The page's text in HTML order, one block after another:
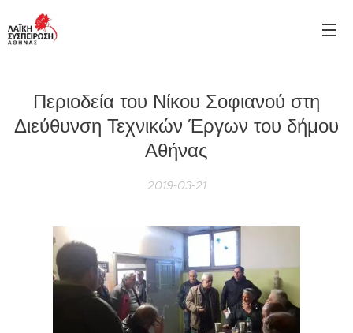
Περιοδεία του Νίκου Σοφιανού στη
Διεύθυνση Τεχνικών Έργων του δήμου
Αθήνας
2019-03-21